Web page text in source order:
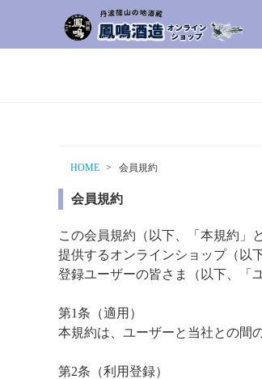
HOME 会員規約
会員規約
この会員規約（以下、「本規約
提供するオンラインショップ（以
登録ユーザーの皆さま（以下、「
第1条（適用）
本規約は、ユーザーと当社との間
第2条（利用登録）